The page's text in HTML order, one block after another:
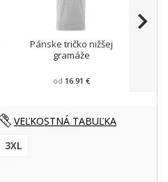
Pánske tričko nižšej
gramáže
od 16.91 €
VEĽKOSTNÁ TABUĽKA
3XL